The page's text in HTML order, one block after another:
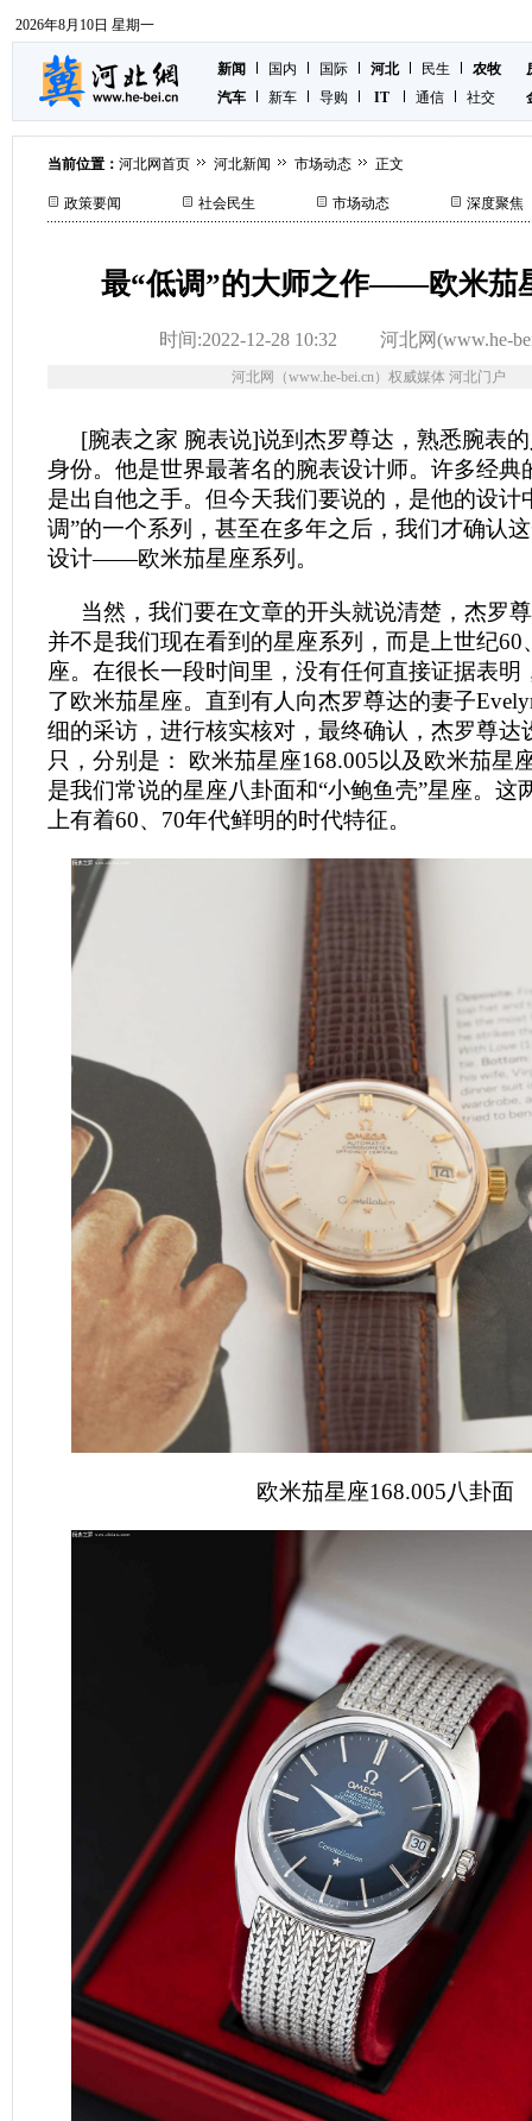
2026年8月10日 星期一
新闻 国内 国际 河北 民生
农牧
汽车
新车 导购 IT 通信 社交
当前位置： 河北网首页 河北新闻 市场动态 正文
政策要闻 社会民生 市场动态 深度聚焦
最“低调”的大师之作——欧米茄
时间:2022-12-28 10:32 河北网(www.he-
河北网（www.he-bei.cn）权威媒体 河北门户
[腕表之家 腕表说]说到杰罗尊达，熟悉腕表
身份。他是世界最著名的腕表设计师。许多经典
是出自他之手。但今天我们要说的，是他的设计
调”的一个系列，甚至在多年之后，我们才确认
设计——欧米茄星座系列。
当然，我们要在文章的开头就说清楚，杰罗
并不是我们现在看到的星座系列，而是上世纪60
座。在很长一段时间里，没有任何直接证据表明
了欧米茄星座。直到有人向杰罗尊达的妻子
细的采访，进行核实核对，最终确认，杰罗尊达
只，分别是： 欧米茄星座168.005以及欧米茄星
是我们常说的星座八卦面和“小鲍鱼壳”星座。这
上有着60、70年代鲜明的时代特征。
欧米茄星座168.005八卦面